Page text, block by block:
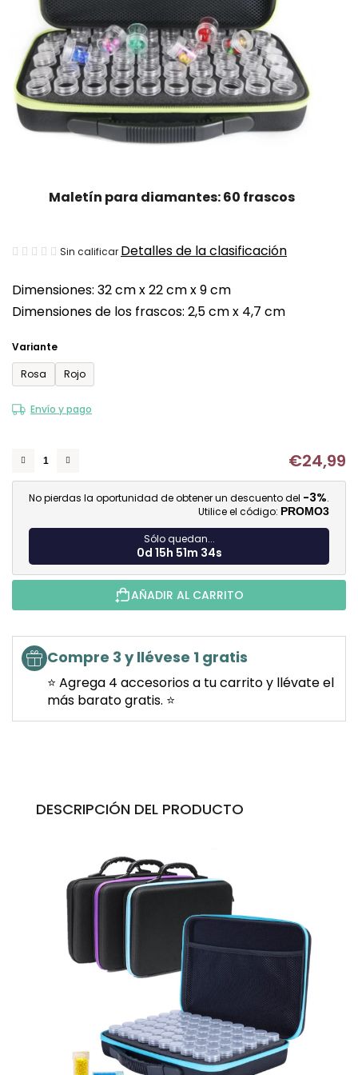
Dimensiones: 32 cm x 22 cm x 9 cm
Dimensiones de los frascos: 2,5 cm x 4,7 cm
Variante
Rosa
Rojo
Envío y pago
€24,99
No pierdas la oportunidad de obtener un descuento del -3%.
Utilice el código: PROMO3
Sólo quedan...
0d 15h 51m 34s
AÑADIR AL CARRITO
Compre 3 y llévese 1 gratis
⭐ Agrega 4 accesorios a tu carrito y llévate el
más barato gratis. ⭐
Maletín para diamantes: 60 frascos
La
media
del
es
de
estrellas.
Sin calificar Detalles de la clasificación
DESCRIPCIÓN DEL PRODUCTO